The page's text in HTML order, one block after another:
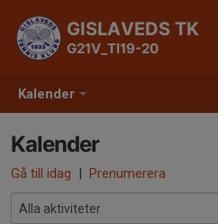
Kalender
GISLAVEDS TK
G21V_TI19-20
Kalender
Gå till idag | Prenumerera